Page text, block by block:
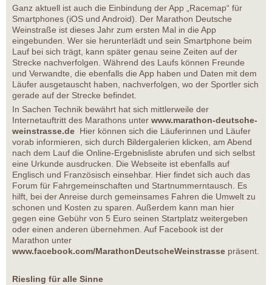
Ganz aktuell ist auch die Einbindung der App „Racemap“ für
Smartphones (iOS und Android). Der Marathon Deutsche
Weinstraße ist dieses Jahr zum ersten Mal in die App
eingebunden. Wer sie herunterlädt und sein Smartphone beim
Lauf bei sich trägt, kann später genau seine Zeiten auf der
Strecke nachverfolgen. Während des Laufs können Freunde
und Verwandte, die ebenfalls die App haben und Daten mit dem
Läufer ausgetauscht haben, nachverfolgen, wo der Sportler sich
gerade auf der Strecke befindet.
In Sachen Technik bewährt hat sich mittlerweile der
Internetauftritt des Marathons unter www.marathon-deutsche-
weinstrasse.de Hier können sich die Läuferinnen und Läufer
vorab informieren, sich durch Bildergalerien klicken, am Abend
nach dem Lauf die Online-Ergebnisliste abrufen und sich selbst
eine Urkunde ausdrucken. Die Webseite ist ebenfalls auf
Englisch und Französisch einsehbar. Hier findet sich auch das
Forum für Fahrgemeinschaften und Startnummerntausch. Es
hilft, bei der Anreise durch gemeinsames Fahren die Umwelt zu
schonen und Kosten zu sparen. Außerdem kann man hier
gegen eine Gebühr von 5 Euro seinen Startplatz weitergeben
oder einen anderen übernehmen. Auf Facebook ist der
Marathon unter
www.facebook.com/MarathonDeutscheWeinstrasse präsent.
Riesling für alle Sinne